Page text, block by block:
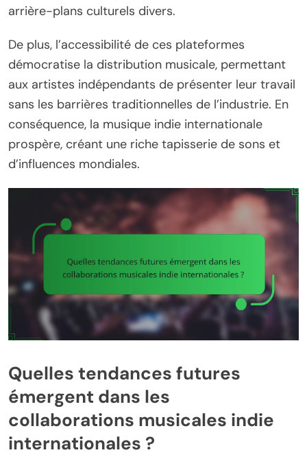
arrière-plans culturels divers.
De plus, l’accessibilité de ces plateformes
démocratise la distribution musicale, permettant
aux artistes indépendants de présenter leur travail
sans les barrières traditionnelles de l’industrie. En
conséquence, la musique indie internationale
prospère, créant une riche tapisserie de sons et
d’influences mondiales.
Quelles tendances futures
émergent dans les
collaborations musicales indie
internationales ?